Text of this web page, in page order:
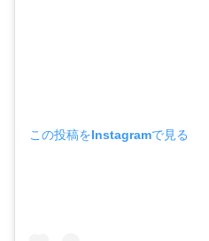
この投稿をInstagramで見る